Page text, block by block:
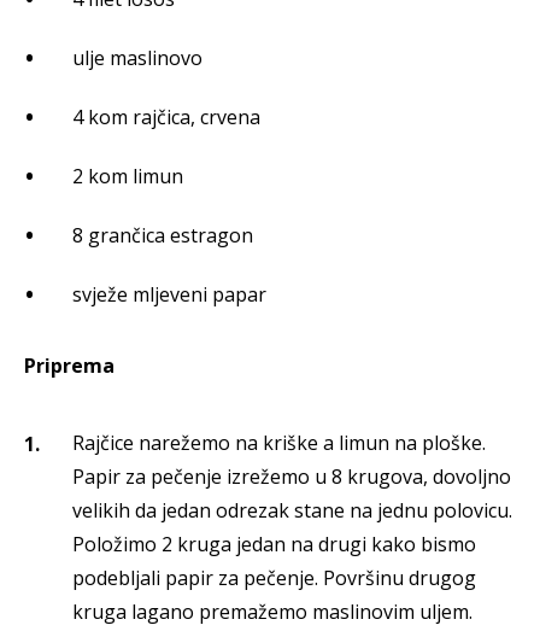
ulje maslinovo
4 kom rajčica, crvena
2 kom limun
8 grančica estragon
svježe mljeveni papar
Priprema
Rajčice narežemo na kriške a limun na ploške.
Papir za pečenje izrežemo u 8 krugova, dovoljno
velikih da jedan odrezak stane na jednu polovicu.
Položimo 2 kruga jedan na drugi kako bismo
podebljali papir za pečenje. Površinu drugog
kruga lagano premažemo maslinovim uljem.